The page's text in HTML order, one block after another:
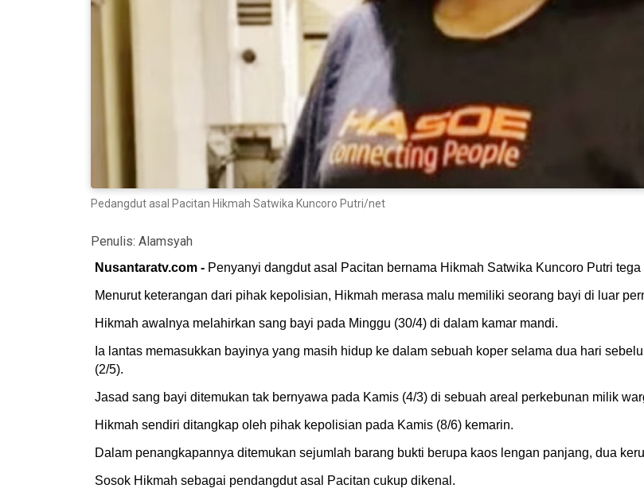
Pedangdut asal Pacitan Hikmah Satwika Kuncoro Putri/net
Penulis: Alamsyah
Nusantaratv.com - Penyanyi dangdut asal Pacitan bernama Hikmah Satwika Kuncoro Putri
Menurut keterangan dari pihak kepolisian, Hikmah merasa malu memiliki seorang bayi di luar
Hikmah awalnya melahirkan sang bayi pada Minggu (30/4) di dalam kamar mandi.
Ia lantas memasukkan bayinya yang masih hidup ke dalam sebuah koper selama dua hari
(2/5).
Jasad sang bayi ditemukan tak bernyawa pada Kamis (4/3) di sebuah areal perkebunan milik
Hikmah sendiri ditangkap oleh pihak kepolisian pada Kamis (8/6) kemarin.
Dalam penangkapannya ditemukan sejumlah barang bukti berupa kaos lengan panjang, dua
Sosok Hikmah sebagai pendangdut asal Pacitan cukup dikenal.